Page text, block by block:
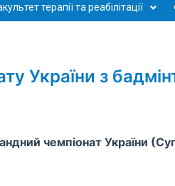
терапії та реабілітації
України з
чемпіонат України